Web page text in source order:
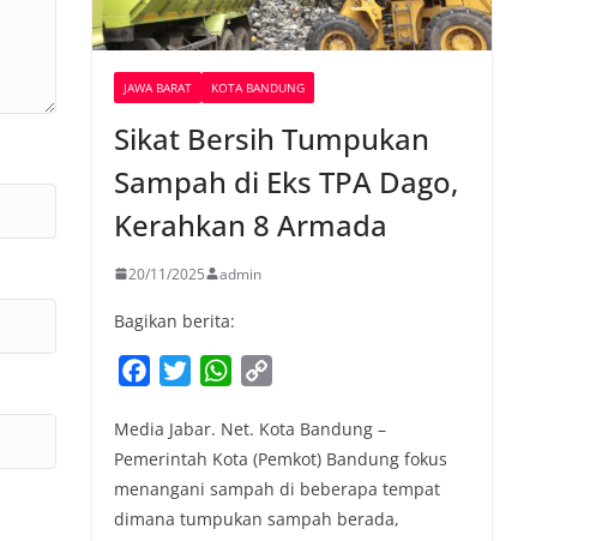
JAWA BARAT KOTA BANDUNG
Sikat Bersih Tumpukan
Sampah di Eks TPA Dago,
Kerahkan 8 Armada
20/11/2025 admin
Bagikan berita:
c
e
b
o
i
t
t
e
W
a
t
s
A
p
y
L
i
Media Jabar. Net. Kota Bandung –
Pemerintah Kota (Pemkot) Bandung fokus
menangani sampah di beberapa tempat
dimana tumpukan sampah berada,